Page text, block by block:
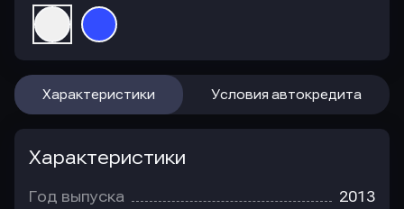
Характеристики Условия автокредита
Характеристики
Год выпуска 2013